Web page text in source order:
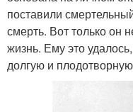
поставили
смерть. Вот только он
жизнь. Ему это
долгую и